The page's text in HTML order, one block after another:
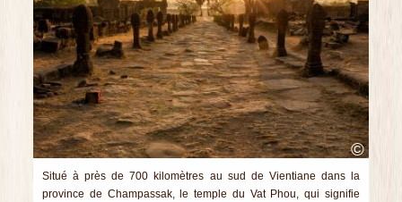
©
Situé à près de 700 kilomètres au sud de Vientiane dans la
province de Champassak, le temple du Vat Phou, qui signifie